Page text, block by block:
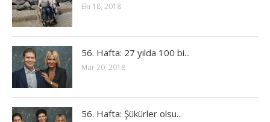
Eki 18, 2018
56. Hafta: 27 yılda 100 bi...
Mar 20, 2018
56. Hafta: Şükürler olsu...